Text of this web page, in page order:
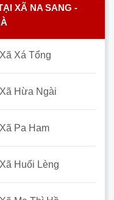
XÃ NA SANG -
Xã Xá Tổng
Xã Hừa Ngài
Xã Pa Ham
Xã Huổi Lèng